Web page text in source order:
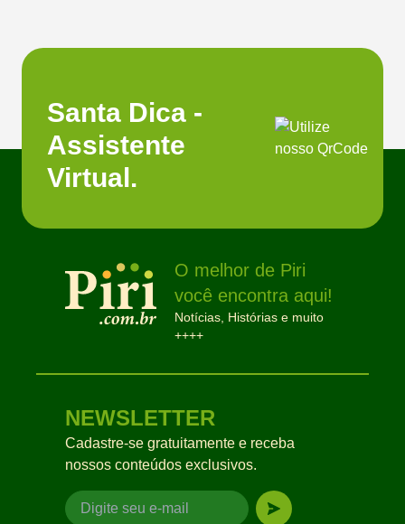
Santa Dica -
Assistente
Virtual.
O melhor de Piri
você encontra aqui!
Notícias, Histórias e muito
++++
NEWSLETTER
Cadastre-se gratuitamente e receba
nossos conteúdos exclusivos.